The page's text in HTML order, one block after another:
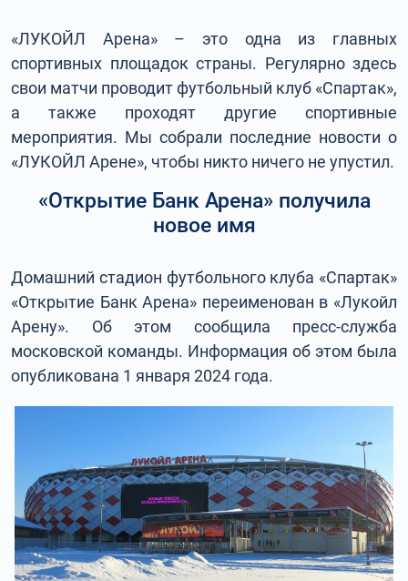
«ЛУКОЙЛ Арена» – это одна из главных
спортивных площадок страны. Регулярно здесь
свои матчи проводит футбольный клуб «Спартак»,
а также проходят другие спортивные
мероприятия. Мы собрали последние новости о
«ЛУКОЙЛ Арене», чтобы никто ничего не упустил.
«Открытие Банк Арена» получила
новое имя
Домашний стадион футбольного клуба «Спартак»
«Открытие Банк Арена» переименован в «Лукойл
Арену». Об этом сообщила пресс-служба
московской команды. Информация об этом была
опубликована 1 января 2024 года.